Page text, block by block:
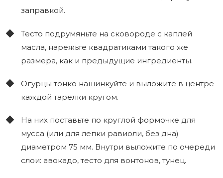
заправкой.
Тесто подрумяньте на сковороде с каплей
масла, нарежьте квадратиками такого же
размера, как и предыдущие ингредиенты.
Огурцы тонко нашинкуйте и выложите в центре
каждой тарелки кругом.
На них поставьте по круглой формочке для
мусса (или для лепки равиоли, без дна)
диаметром 75 мм. Внутри выложите по очереди
слои: авокадо, тесто для вонтонов, тунец.